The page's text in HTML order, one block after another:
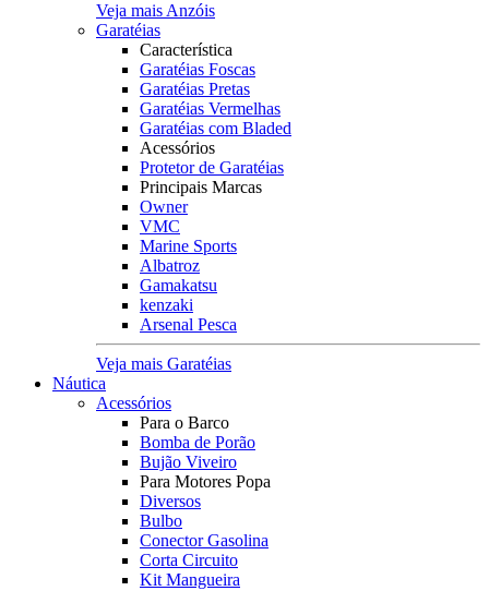
Veja mais Anzóis
Garatéias
Característica
Garatéias Foscas
Garatéias Pretas
Garatéias Vermelhas
Garatéias com Bladed
Acessórios
Protetor de Garatéias
Principais Marcas
Owner
VMC
Marine Sports
Albatroz
Gamakatsu
kenzaki
Arsenal Pesca
Veja mais Garatéias
Náutica
Acessórios
Para o Barco
Bomba de Porão
Bujão Viveiro
Para Motores Popa
Diversos
Bulbo
Conector Gasolina
Corta Circuito
Kit Mangueira